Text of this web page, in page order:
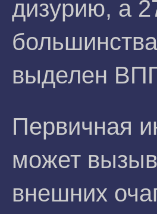
дизурию, а
выделен
Первичная
может
внешних